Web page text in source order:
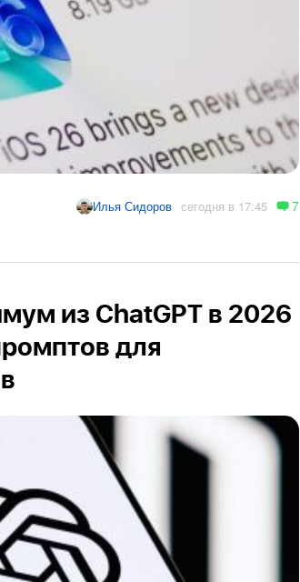
Илья Сидоров сегодня в 17:45 7
из ChatGPT в 2026
для